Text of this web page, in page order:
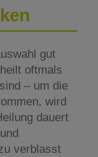
gut
oftmals
– um die
wird
dauert
verblasst